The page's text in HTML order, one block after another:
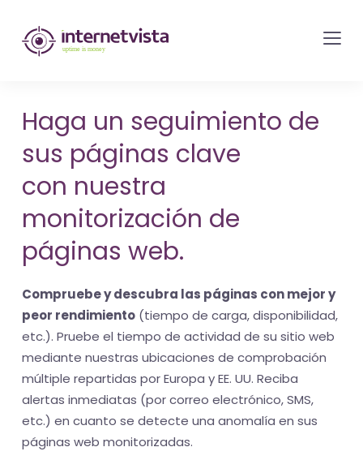
Monitorización
de
control
del
sitio
web
y
de
los
servicios
de
Internet
-
El
tiempo
(activo)
Haga un seguimiento de
sus páginas clave
con nuestra
monitorización de
páginas web.
Compruebe y descubra las páginas con mejor y
peor rendimiento (tiempo de carga, disponibilidad,
etc.). Pruebe el tiempo de actividad de su sitio web
mediante nuestras ubicaciones de comprobación
múltiple repartidas por Europa y EE. UU. Reciba
alertas inmediatas (por correo electrónico, SMS,
etc.) en cuanto se detecte una anomalía en sus
páginas web monitorizadas.